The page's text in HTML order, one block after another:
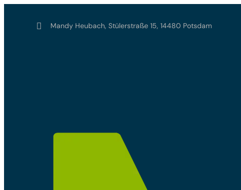
 Mandy Heubach, Stülerstraße 15, 14480 Potsdam